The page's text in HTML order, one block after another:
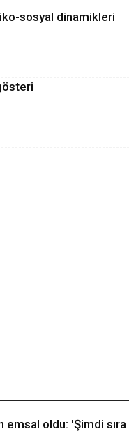
sosyal dinamikleri
emsal oldu: 'Şimdi sıra